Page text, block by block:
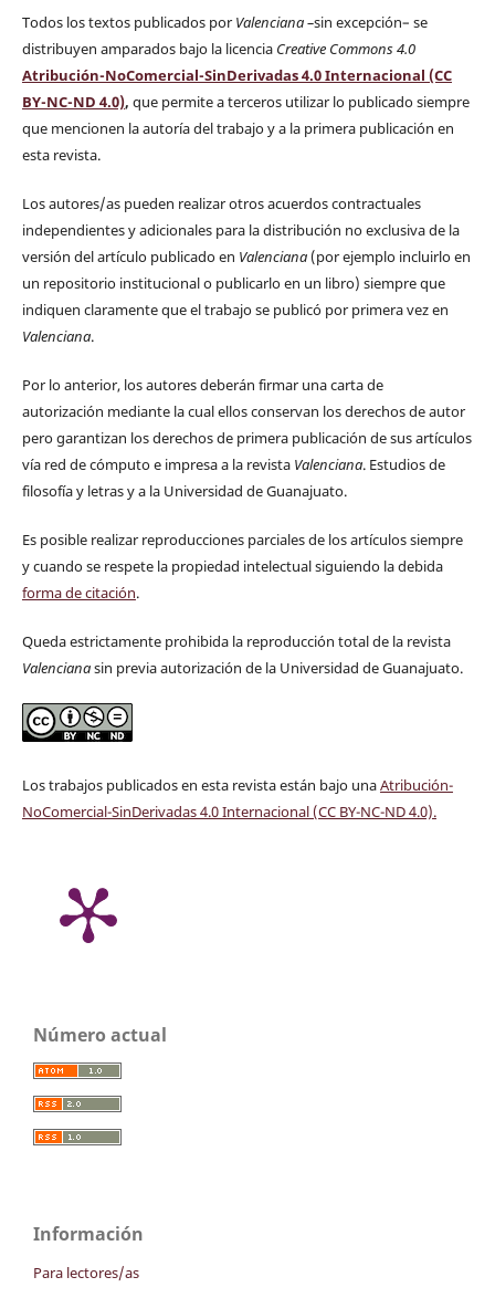
Todos los textos publicados por Valenciana–sin excepción– se
distribuyen amparados bajo la licencia Creative Commons 4.0
Atribución-NoComercial-SinDerivadas 4.0 Internacional (CC
BY-NC-ND 4.0), que permite a terceros utilizar lo publicado siempre
que mencionen la autoría del trabajo y a la primera publicación en
esta revista.
Los autores/as pueden realizar otros acuerdos contractuales
independientes y adicionales para la distribución no exclusiva de la
versión del artículo publicado en Valenciana(por ejemplo incluirlo en
un repositorio institucional o publicarlo en un libro) siempre que
indiquen claramente que el trabajo se publicó por primera vez en
Valenciana.
Por lo anterior, los autores deberán firmar una carta de
autorización mediante la cual ellos conservan los derechos de autor
pero garantizan los derechos de primera publicación de sus artículos
vía red de cómputo e impresa a la revista Valenciana. Estudios de
filosofía y letras y a la Universidad de Guanajuato.
Es posible realizar reproducciones parciales de los artículos siempre
y cuando se respete la propiedad intelectual siguiendo la debida
forma de citación.
Queda estrictamente prohibida la reproducción total de la revista
Valencianasin previa autorización de la Universidad de Guanajuato.
Los trabajos publicados en esta revista están bajo unaAtribución-
NoComercial-SinDerivadas 4.0 Internacional (CC BY-NC-ND 4.0).
Número actual
Información
Para lectores/as